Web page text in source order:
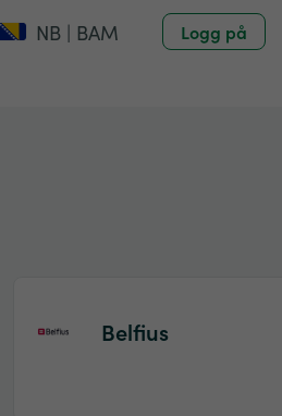
NB | BAM Logg på
Belfius